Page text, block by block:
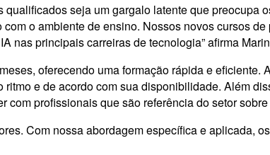
seja um gargalo latente que preocupa
o ambiente de ensino. Nossos novos cursos
principais carreiras de tecnologia” afirma
oferecendo uma formação rápida e eficiente.
e de acordo com sua disponibilidade. Além
profissionais que são referência do setor
Com nossa abordagem específica e aplicada,